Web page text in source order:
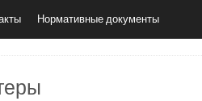
Нормативные документы